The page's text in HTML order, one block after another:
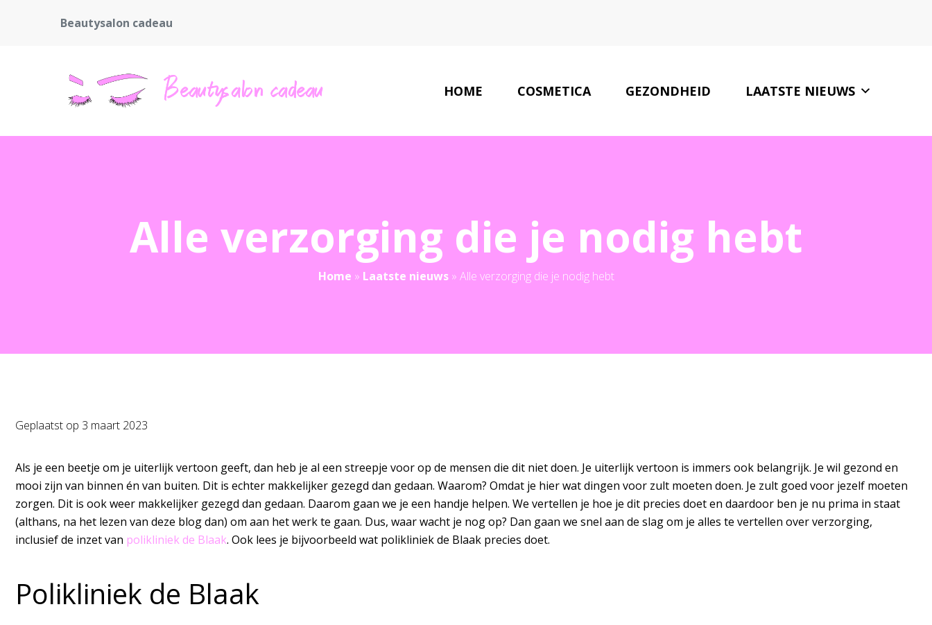
Beautysalon cadeau
HOME COSMETICA GEZONDHEID LAATSTE NIEUWS
Alle verzorging die je nodig hebt
Home » Laatste nieuws» Alle verzorging die je nodig hebt
Geplaatst op 3 maart 2023
Als je een beetje om je uiterlijk vertoon geeft, dan heb je al een streepje voor op de mensen die dit niet doen. Je uiterlijk vertoon is immers ook belangrijk. Je wil gezond en
mooi zijn van binnen én van buiten. Dit is echter makkelijker gezegd dan gedaan. Waarom? Omdat je hier wat dingen voor zult moeten doen. Je zult goed voor jezelf moeten
zorgen. Dit is ook weer makkelijker gezegd dan gedaan. Daarom gaan we je een handje helpen. We vertellen je hoe je dit precies doet en daardoor ben je nu prima in staat
(althans, na het lezen van deze blog dan) om aan het werk te gaan. Dus, waar wacht je nog op? Dan gaan we snel aan de slag om je alles te vertellen over verzorging,
inclusief de inzet van polikliniek de Blaak. Ook lees je bijvoorbeeld wat polikliniek de Blaak precies doet.
Polikliniek de Blaak